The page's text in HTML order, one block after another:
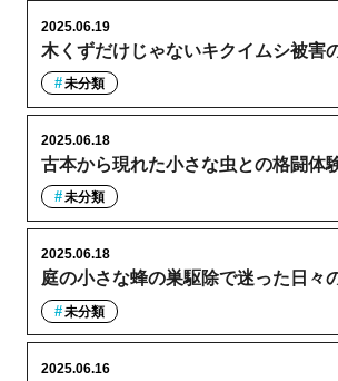
木くずだけじゃないキクイムシ被害
2025.06.19
未分類
古本から現れた小さな虫との格闘体
2025.06.18
未分類
庭の小さな蜂の巣駆除で迷った日々
2025.06.18
未分類
2025.06.16